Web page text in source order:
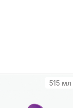
515 мл